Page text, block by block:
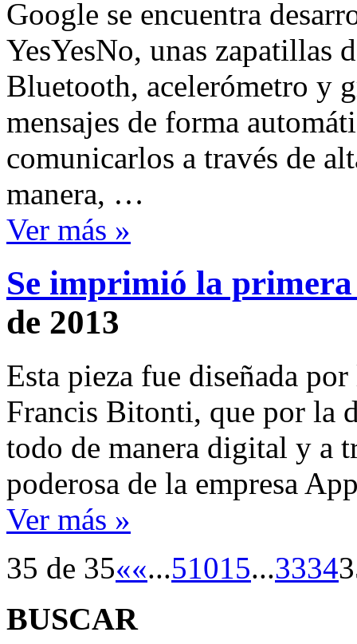
Google se encuentra
YesYesNo, unas zapatillas
Bluetooth, acelerómetro y
mensajes de forma
comunicarlos a través de
manera, …
Ver más »
Se imprimió la
de 2013
Esta pieza fue diseñada
Francis Bitonti, que por la
todo de manera digital y a
poderosa de la empresa
Ver más »
35 de 35««...51015...3334
BUSCAR